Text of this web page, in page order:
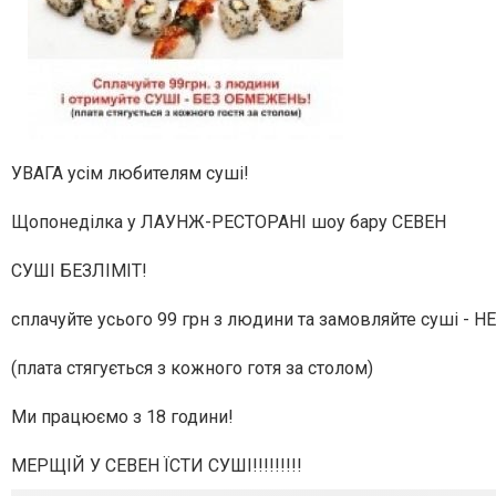
УВАГА усім любителям суші!
Щопонеділка у ЛАУНЖ-РЕСТОРАНІ шоу бару СЕВЕН
СУШІ БЕЗЛІМІТ!
сплачуйте усього 99 грн з людини та замовляйте суші
(плата стягується з кожного готя за столом)
Ми працюємо з 18 години!
МЕРЩІЙ У СЕВЕН ЇСТИ СУШІ!!!!!!!!!